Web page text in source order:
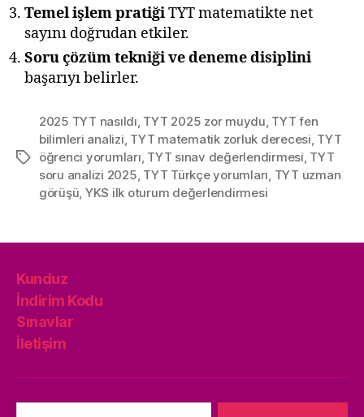
Temel işlem pratiğiTYT matematikte net
sayını doğrudan etkiler.
Soru çözüm tekniği ve deneme disiplini
başarıyı belirler.
Etiketler
2025 TYT nasıldı TYT 2025 zor muydu TYT fen
bilimleri analizi TYT matematik zorluk derecesi TYT
öğrenci yorumları TYT sınav değerlendirmesi TYT
soru analizi 2025 TYT Türkçe yorumları TYT uzman
görüşü YKS ilk oturum değerlendirmesi
Kunduz
İndirim Kodu
Sınavlar
İletişim